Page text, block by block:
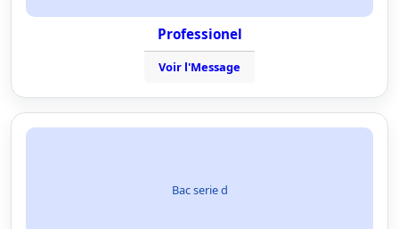
Professionel
Voir l'Message
Bac serie d